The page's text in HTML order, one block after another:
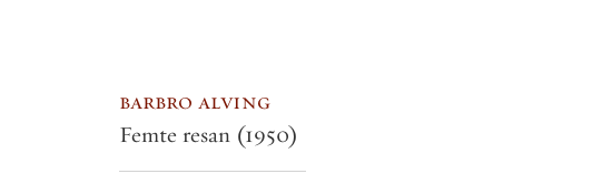
barbro alving
Femte resan (1950)